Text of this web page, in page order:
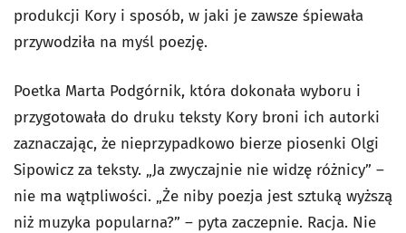
produkcji Kory i sposób, w jaki je zawsze śpiewała
przywodziła na myśl poezję.
Poetka Marta Podgórnik, która dokonała wyboru i
przygotowała do druku teksty Kory broni ich autorki
zaznaczając, że nieprzypadkowo bierze piosenki Olgi
Sipowicz za teksty. „Ja zwyczajnie nie widzę różnicy” –
nie ma wątpliwości. „Że niby poezja jest sztuką wyższą
niż muzyka popularna?” – pyta zaczepnie. Racja. Nie